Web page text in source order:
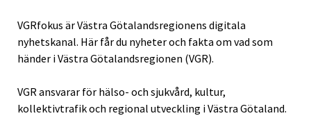
VGRfokus är Västra Götalandsregionens digitala
nyhetskanal. Här får du nyheter och fakta om vad som
händer i Västra Götalandsregionen (VGR).
VGR ansvarar för hälso- och sjukvård, kultur,
kollektivtrafik och regional utveckling i Västra Götaland.